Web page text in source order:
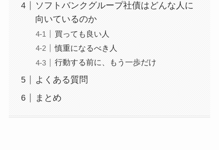
ソフトバンクグループ社債はどんな人に
向いているのか
買っても良い人
慎重になるべき人
行動する前に、もう一歩だけ
よくある質問
まとめ